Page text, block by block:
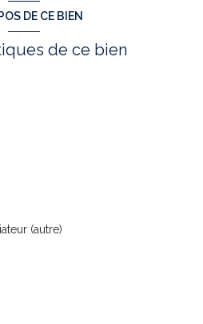
DE CE BIEN
de ce bien
(autre)